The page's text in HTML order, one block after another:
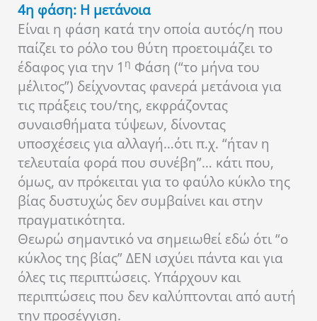
4η φάση: Η μετάνοια
Είναι η φάση κατά την οποία αυτός/η που
παίζει το ρόλο του θύτη προετοιμάζει το
έδαφος για την 1 η Φάση (“το μήνα του
μέλιτος”) δείχνοντας φανερά μετάνοια για
τις πράξεις του/της, εκφράζοντας
συναισθήματα τύψεων, δίνοντας
υποσχέσεις για αλλαγή…ότι π.χ. “ήταν η
τελευταία φορά που συνέβη”… κάτι που,
όμως, αν πρόκειται για το φαύλο κύκλο της
βίας δυστυχώς δεν συμβαίνει και στην
πραγματικότητα.
Θεωρώ σημαντικό να σημειωθεί εδώ ότι “ο
κύκλος της βίας” ΔΕΝ ισχύει πάντα και για
όλες τις περιπτώσεις. Υπάρχουν και
περιπτώσεις που δεν καλύπτονται από αυτή
την προσέγγιση.